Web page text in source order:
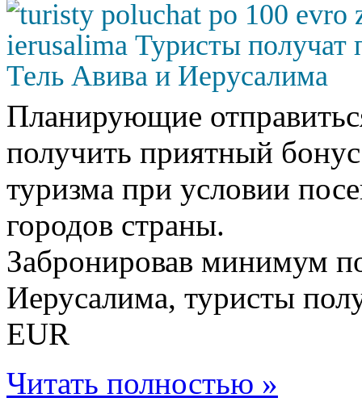
Планирующие
получить приятный
туризма при условии
городов страны.
Забронировав минимум
Иерусалима, туристы
EUR
Читать полностью »